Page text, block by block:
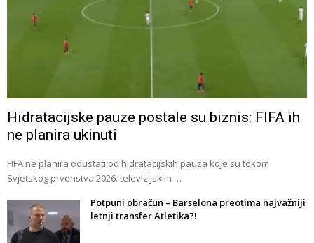
Hidratacijske pauze postale su biznis: FIFA ih
ne planira ukinuti
FIFA ne planira odustati od hidratacijskih pauza koje su tokom
Svjetskog prvenstva 2026. televizijskim …
Potpuni obračun – Barselona preotima najvažniji
letnji transfer Atletika?!